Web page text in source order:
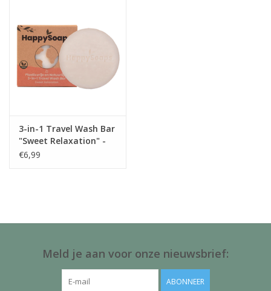
3-in-1 Travel Wash Bar
"Sweet Relaxation" -
HappySoaps
€6,99
Meld je aan voor onze nieuwsbrief:
ABONNEER